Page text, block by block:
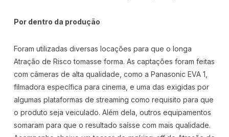
Por dentro da produção
Foram utilizadas diversas locações para que o longa
Atração de Risco tomasse forma. As captações foram feitas
com câmeras de alta qualidade, como a Panasonic EVA 1,
filmadora específica para cinema, e uma das exigidas por
algumas plataformas de streaming como requisito para que
o produto seja veiculado. Além dela, outros equipamentos
somaram para que o resultado saísse com mais qualidade.